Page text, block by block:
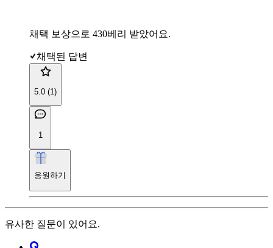
채택 보상으로 430베리 받았어요.
채택된 답변
5.0 (1)
1
응원하기
유사한 질문이 있어요.